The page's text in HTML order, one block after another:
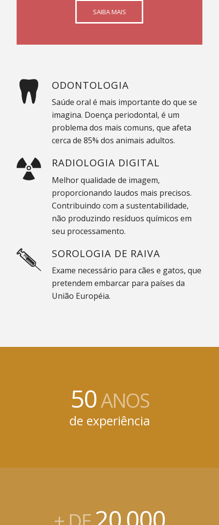
SAIBA MAIS
ODONTOLOGIA
Saúde oral é mais importante do que se
imagina. Doença periodontal, é um
problema dos mais comuns, que afeta
cerca de 85% dos animais adultos.
RADIOLOGIA DIGITAL
Melhor qualidade de imagem,
proporcionando laudos mais precisos.
Contribuindo com a sustentabilidade,
não produzindo resíduos químicos em
seu processamento.
SOROLOGIA DE RAIVA
Exame necessário para cães e gatos, que
pretendem embarcar para países da
União Européia.
50ANOS
de experiência